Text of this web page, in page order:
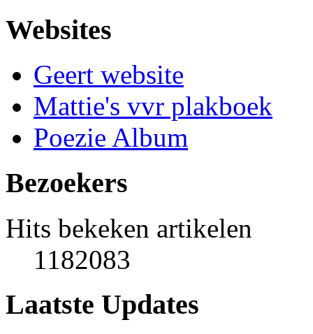
Websites
Geert website
Mattie's vvr plakboek
Poezie Album
Bezoekers
Hits bekeken artikelen
1182083
Laatste Updates